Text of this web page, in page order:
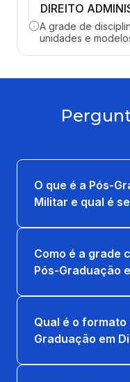
DIREITO
33 horas
MEDIAÇÃO EM
PRÁTICA DO
PRÁTICA DO
MILITAR
A grade de
unidades e
O que é a Pós-
Militar e qual é
Como é a grade
Pós-Graduação
Qual é o
Graduação em